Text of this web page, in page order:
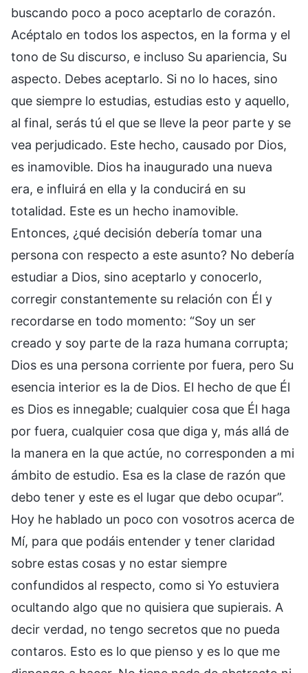
buscando poco a poco aceptarlo de corazón.
Acéptalo en todos los aspectos, en la forma y el
tono de Su discurso, e incluso Su apariencia, Su
aspecto. Debes aceptarlo. Si no lo haces, sino
que siempre lo estudias, estudias esto y aquello,
al final, serás tú el que se lleve la peor parte y se
vea perjudicado. Este hecho, causado por Dios,
es inamovible. Dios ha inaugurado una nueva
era, e influirá en ella y la conducirá en su
totalidad. Este es un hecho inamovible.
Entonces, ¿qué decisión debería tomar una
persona con respecto a este asunto? No debería
estudiar a Dios, sino aceptarlo y conocerlo,
corregir constantemente su relación con Él y
recordarse en todo momento: “Soy un ser
creado y soy parte de la raza humana corrupta;
Dios es una persona corriente por fuera, pero Su
esencia interior es la de Dios. El hecho de que Él
es Dios es innegable; cualquier cosa que Él haga
por fuera, cualquier cosa que diga y, más allá de
la manera en la que actúe, no corresponden a mi
ámbito de estudio. Esa es la clase de razón que
debo tener y este es el lugar que debo ocupar”.
Hoy he hablado un poco con vosotros acerca de
Mí, para que podáis entender y tener claridad
sobre estas cosas y no estar siempre
confundidos al respecto, como si Yo estuviera
ocultando algo que no quisiera que supierais. A
decir verdad, no tengo secretos que no pueda
contaros. Esto es lo que pienso y es lo que me